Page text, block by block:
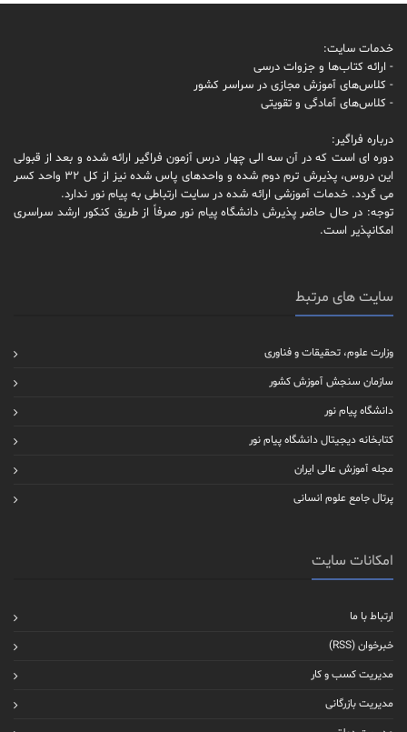
خدمات سایت:
- ارائه کتاب‌ها و جزوات درسی
- کلاس‌های آموزش مجازی در سراسر کشور
- کلاس‌های آمادگی و تقویتی
درباره فراگیر:
دوره ای است که در آن سه الی چهار درس آزمون فراگیر ارائه شده و بعد از قبولی
این دروس، پذیرش ترم دوم شده و واحدهای پاس شده نیز از کل 32 واحد کسر
می گردد. خدمات آموزشی ارائه شده در سایت ارتباطی به پیام نور ندارد.
توجه: در حال حاضر پذیرش دانشگاه پیام نور صرفاً از طریق کنکور ارشد سراسری
امکانپذیر است.
سایت های مرتبط
وزارت علوم، تحقیقات و فناوری
سازمان سنجش آموزش کشور
دانشگاه پیام نور
کتابخانه دیجیتال دانشگاه پیام نور
مجله آموزش عالی ایران
پرتال جامع علوم انسانی
امکانات سایت
ارتباط با ما
خبرخوان (RSS)
مدیریت کسب و کار
مدیریت بازرگانی